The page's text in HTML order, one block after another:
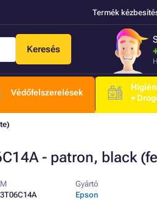
Termék
Keresés
Védőfelszerelések
+
- patron, black
Gyártó
Epson